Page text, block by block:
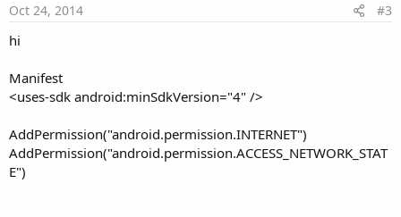
Oct 24, 2014 #3
hi
Manifest
<uses-sdk android:minSdkVersion="4" />
AddPermission("android.permission.INTERNET")
AddPermission("android.permission.ACCESS_NETWORK_STAT
E")